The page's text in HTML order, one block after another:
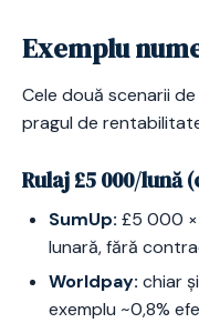
Exemplu
Cele două scenarii
pragul de
Rulaj £5 000/lună
SumUp: £5 000 ×
lunară, fără
Worldpay: chiar
exemplu ~0,8%